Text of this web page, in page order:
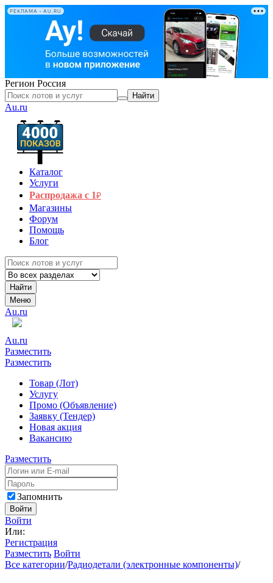
РЕКЛАМА • AU.RU
Регион Россия
Найти
Au.ru
Каталог
Услуги
Распродажа с 1₽
Магазины
Форум
Помощь
Блог
Найти
Меню
Au.ru
Au.ru
Разместить
Разместить
Товар (Лот)
Услугу
Промо (Объявление)
Заявку (Тендер)
Новая акция
Вакансию
Разместить
Запомнить
Войти
Войти
Или:
Регистрация
Разместить Войти
Все категории/Радиодетали (электронные компоненты)/